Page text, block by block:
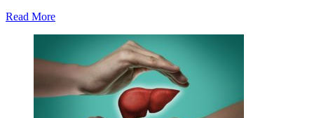
Read More